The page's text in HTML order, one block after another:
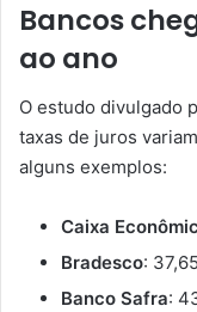
Bancos
ao ano
O estudo divulgado
taxas de juros
alguns exemplos:
Caixa
Bradesco:
Banco Safra: